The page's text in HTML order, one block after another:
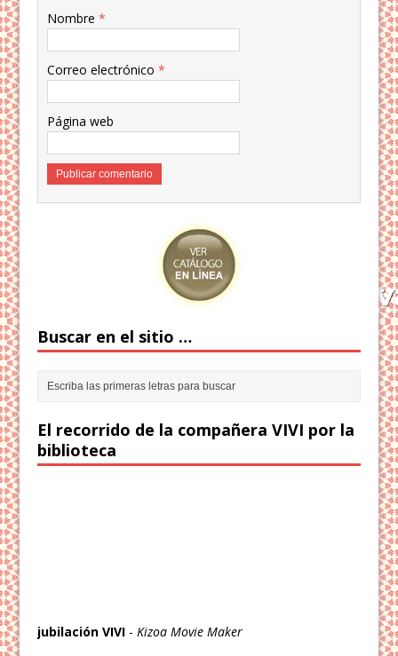
Nombre*
Correo electrónico*
Página web
Buscar en el sitio …
El recorrido de la compañera VIVI por la
biblioteca
jubilación VIVI -Kizoa Movie Maker